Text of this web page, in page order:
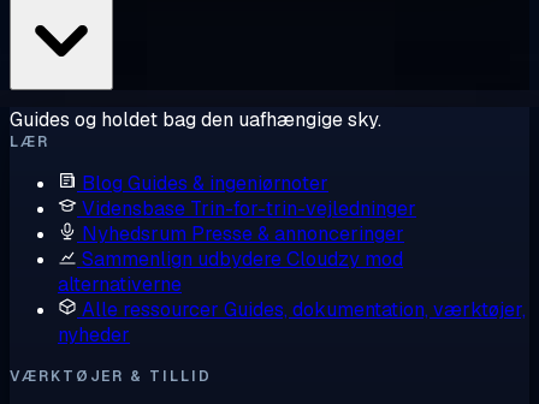
Guides og holdet bag den uafhængige sky.
LÆR
Blog Guides & ingeniørnoter
Vidensbase Trin-for-trin-vejledninger
Nyhedsrum Presse & annonceringer
Sammenlign udbydereCloudzy mod
alternativerne
Alle ressourcer Guides, dokumentation, værktøjer,
nyheder
VÆRKTØJER & TILLID